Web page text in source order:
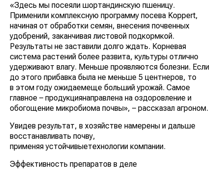
«Здесь мы посеяли шортандинскую пшеницу.
Применили комплексную программу посева Koppert,
начиная от обработки семян, внесения почвенных
удобрений, заканчивая листовой подкормкой.
Результаты не заставили долго ждать. Корневая
система растений более развита, культуры отлично
удерживают влагу. Меньше проявляются болезни. Если
до этого прибавка была не меньше 5 центнеров, то
в этом году ожидаемеще больший урожай. Самое
главное – продукциянаправлена на оздоровление и
обогощение микробиома почвы», – рассказал агроном.
Увидев результат, в хозяйстве намерены и дальше
восстанавливать почву,
применяя устойчивыетехнологии компании.
Эффективность препаратов в деле